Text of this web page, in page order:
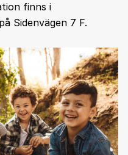
finns i
Sidenvägen 7 F.